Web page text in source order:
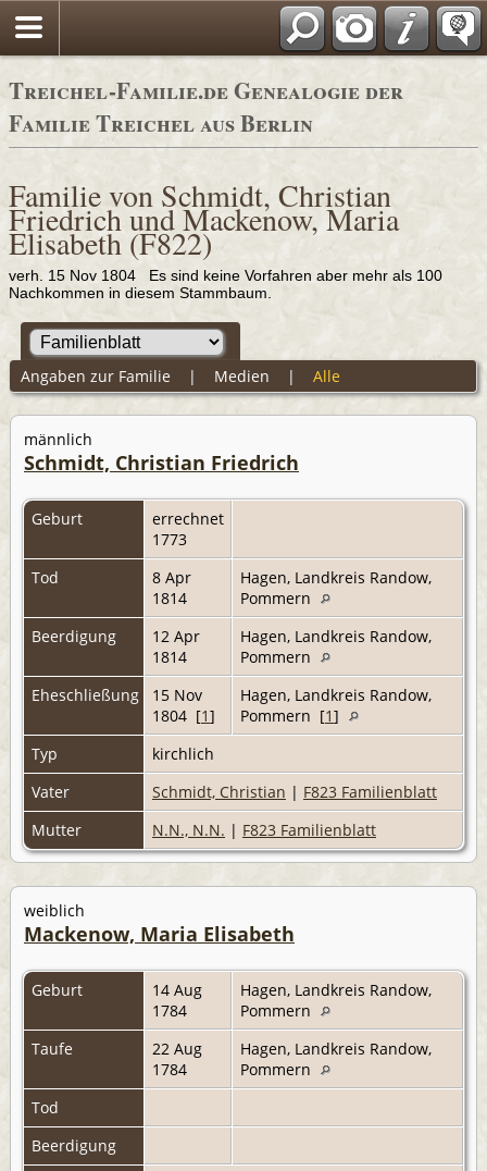
Adressbücher
Treichel-Familie.de Genealogie der
Familie Treichel aus Berlin
Familie von Schmidt, Christian
Friedrich und Mackenow, Maria
Elisabeth (F822)
verh. 15 Nov 1804 Es sind keine Vorfahren aber mehr als 100
Nachkommen in diesem Stammbaum.
Angaben zur Familie | Medien | Alle
männlich
Schmidt, Christian Friedrich
Geburt
errechnet
1773
Tod
8 Apr
1814
Hagen, Landkreis Randow,
Pommern
Beerdigung
12 Apr
1814
Hagen, Landkreis Randow,
Pommern
Eheschließung
15 Nov
1804 [1]
Hagen, Landkreis Randow,
Pommern [1]
Typ
kirchlich
Vater
Schmidt, Christian | F823 Familienblatt
Mutter
N.N., N.N. | F823 Familienblatt
weiblich
Mackenow, Maria Elisabeth
Geburt
14 Aug
1784
Hagen, Landkreis Randow,
Pommern
Taufe
22 Aug
1784
Hagen, Landkreis Randow,
Pommern
Tod
Beerdigung